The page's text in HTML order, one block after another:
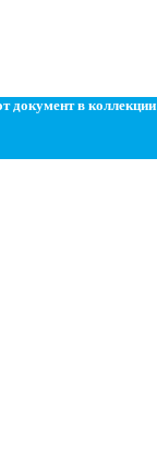
документ в коллекции